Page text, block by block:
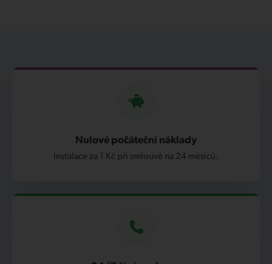
Nulové počáteční náklady
Instalace za 1 Kč při smlouvě na 24 měsíců.